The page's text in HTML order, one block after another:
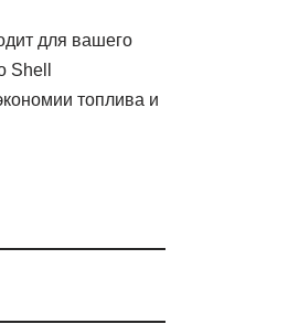
для вашего
Shell
топлива и